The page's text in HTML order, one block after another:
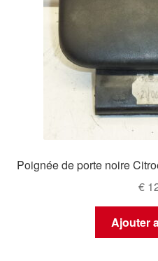
Poignée de porte noire
€
Ajouter